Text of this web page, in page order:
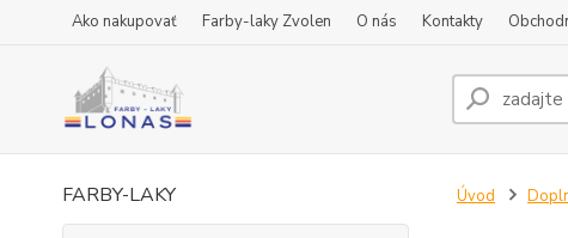
Ako nakupovať Farby-laky Zvolen O nás Kontakty
FARBY-LAKY Úvod